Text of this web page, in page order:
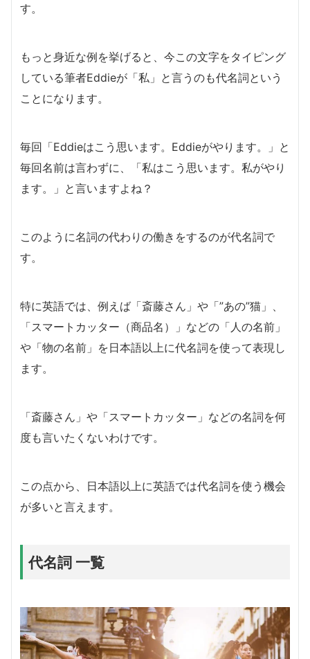
す。
もっと身近な例を挙げると、今この文字をタイピング
している筆者Eddieが「私」と言うのも代名詞という
ことになります。
毎回「Eddieはこう思います。Eddieがやります。」と
毎回名前は言わずに、「私はこう思います。私がやり
ます。」と言いますよね？
このように名詞の代わりの働きをするのが代名詞で
す。
特に英語では、例えば「斎藤さん」や「”あの”猫」、
「スマートカッター（商品名）」などの「人の名前」
や「物の名前」を日本語以上に代名詞を使って表現し
ます。
「斎藤さん」や「スマートカッター」などの名詞を何
度も言いたくないわけです。
この点から、日本語以上に英語では代名詞を使う機会
が多いと言えます。
代名詞 一覧